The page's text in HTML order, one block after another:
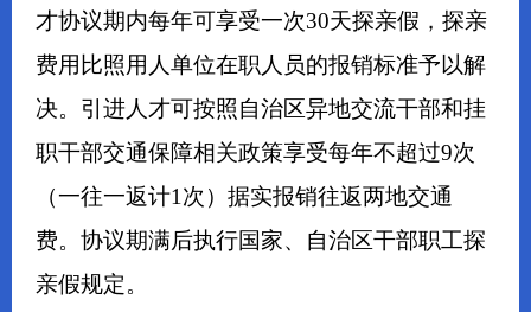
才协议期内每年可享受一次30天探亲假，探亲
费用比照用人单位在职人员的报销标准予以解
决。引进人才可按照自治区异地交流干部和挂
职干部交通保障相关政策享受每年不超过9次
（一往一返计1次）据实报销往返两地交通
费。协议期满后执行国家、自治区干部职工探
亲假规定。